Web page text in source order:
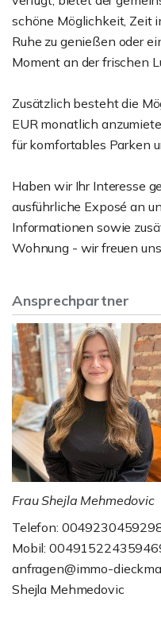
schöne Möglichkeit, Zeit
Ruhe zu genießen oder
Moment an der frischen
Zusätzlich besteht die
EUR monatlich
für komfortables Parken
Haben wir Ihr Interesse
ausführliche Exposé an
Informationen sowie
Wohnung - wir freuen
Ansprechpartner
Frau Shejla Mehmedovic
Telefon:
Mobil:
anfragen@immo-
Shejla Mehmedovic